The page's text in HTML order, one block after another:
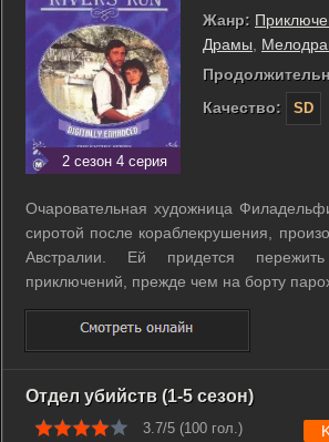
2 сезон 4 серия
Жанр:
Драмы
Качество:
SD
Очаровательная художница
сиротой после кораблекрушения,
Австралии. Ей придется
приключений, прежде чем на борту
реке Мюррей, она найдет свою любовь...
Отдел убийств (1-5 сезон)
3.7/5 (100 гол.)